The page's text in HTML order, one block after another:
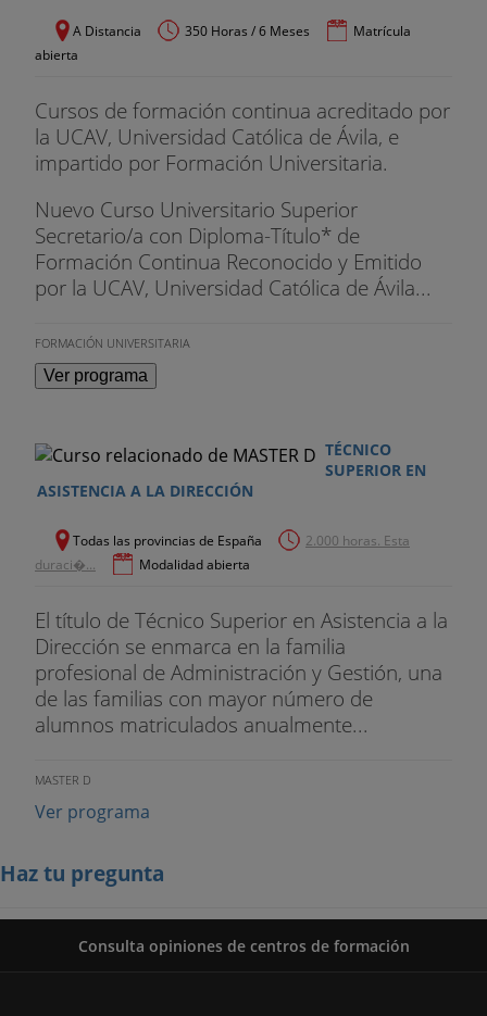
A Distancia 350 Horas / 6 Meses
Matrícula
abierta
Cursos de formación continua acreditado por
la UCAV, Universidad Católica de Ávila, e
impartido por Formación Universitaria.
Nuevo Curso Universitario Superior
Secretario/a con Diploma-Título* de
Formación Continua Reconocido y Emitido
por la UCAV, Universidad Católica de Ávila...
FORMACIÓN UNIVERSITARIA
Ver programa
TÉCNICO
SUPERIOR EN
ASISTENCIA A LA DIRECCIÓN
Todas las provincias de España
2.000 horas. Esta
duraci�...
Modalidad abierta
El título de Técnico Superior en Asistencia a la
Dirección se enmarca en la familia
profesional de Administración y Gestión, una
de las familias con mayor número de
alumnos matriculados anualmente...
MASTER D
Ver programa
Haz tu pregunta
Consulta opiniones de centros de formación